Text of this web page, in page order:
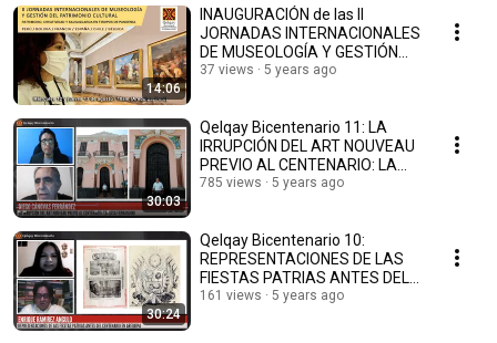
14:06
INAUGURACIÓN de las II
JORNADAS INTERNACIONALES
DE MUSEOLOGÍA Y GESTIÓN
DEL PATRIMONIO CULTURAL
37 views 5 years ago
30:03
Qelqay Bicentenario 11: LA
IRRUPCIÓN DEL ART NOUVEAU
PREVIO AL CENTENARIO: LA
CASONA FERNANDINI.
785 views 5 years ago
30:24
Qelqay Bicentenario 10:
REPRESENTACIONES DE LAS
FIESTAS PATRIAS ANTES DEL
CENTENARIO EN AREQUIPA
161 views 5 years ago